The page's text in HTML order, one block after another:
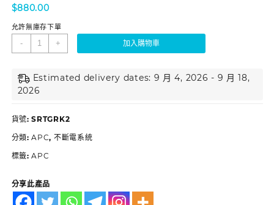
$880.00
允許無庫存下單
- + 加入購物車
Estimated delivery dates: 9 月 4, 2026 - 9 月 18,
2026
貨號:SRTGRK2
分類:APC, 不斷電系統
標籤:APC
分享此產品